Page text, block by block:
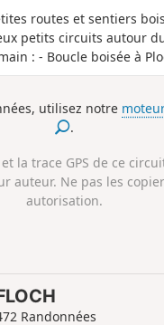
routes et sentiers
petits circuits autour
: - Boucle boisée à
bourg de Plogastel-
utilisez notre
.
la trace GPS de ce
auteur. Ne pas les
autorisation.
Randonnées